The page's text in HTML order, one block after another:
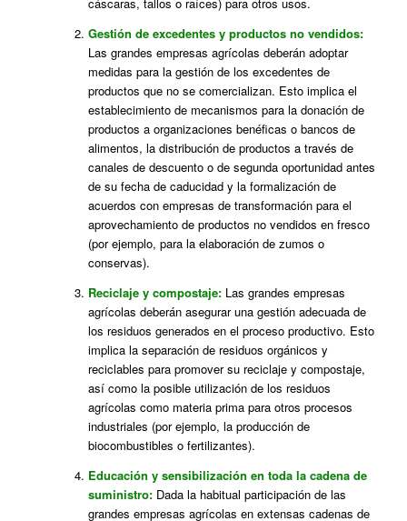
Gestión de excedentes y productos no vendidos:
Las grandes empresas agrícolas deberán adoptar
medidas para la gestión de los excedentes de
productos que no se comercializan. Esto implica el
establecimiento de mecanismos para la donación de
productos a organizaciones benéficas o bancos de
alimentos, la distribución de productos a través de
canales de descuento o de segunda oportunidad antes
de su fecha de caducidad y la formalización de
acuerdos con empresas de transformación para el
aprovechamiento de productos no vendidos en fresco
(por ejemplo, para la elaboración de zumos o
conservas).
Reciclaje y compostaje:Las grandes empresas
agrícolas deberán asegurar una gestión adecuada de
los residuos generados en el proceso productivo. Esto
implica la separación de residuos orgánicos y
reciclables para promover su reciclaje y compostaje,
así como la posible utilización de los residuos
agrícolas como materia prima para otros procesos
industriales (por ejemplo, la producción de
biocombustibles o fertilizantes).
Educación y sensibilización en toda la cadena de
suministro:Dada la habitual participación de las
grandes empresas agrícolas en extensas cadenas de